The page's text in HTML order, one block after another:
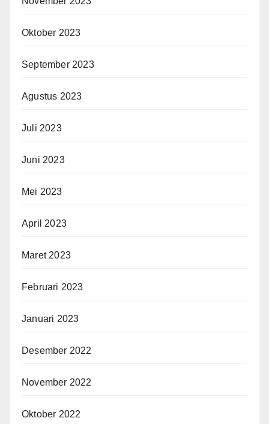
Oktober 2023
September 2023
Agustus 2023
Juli 2023
Juni 2023
Mei 2023
April 2023
Maret 2023
Februari 2023
Januari 2023
Desember 2022
November 2022
Oktober 2022